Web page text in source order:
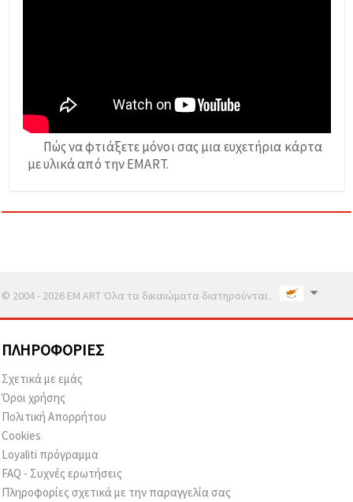
Πώς να φτιάξετε μόνοι σας μια ευχετήρια κάρτα
με υλικά από την EMART.
© 2004 - 2026 EM ART Όλα τα δικαιώματα διατηρούνται..
ΠΛΗΡΟΦΟΡΊΕΣ
Σχετικά με εμάς
Όροι χρήσης
Πολιτική Απορρήτου
Cookies
Loyaliti πρόγραμμα
FAQ - Συχνές ερωτήσεις
Πληροφορίες σχετικά με την παραγγελία σας